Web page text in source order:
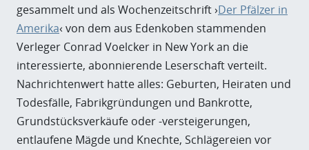
gesammelt und als Wochenzeitschrift ›Der Pfälzer in
Amerika‹ von dem aus Edenkoben stammenden
Verleger Conrad Voelcker in New York an die
interessierte, abonnierende Leserschaft verteilt.
Nachrichtenwert hatte alles: Geburten, Heiraten und
Todesfälle, Fabrikgründungen und Bankrotte,
Grundstücksverkäufe oder -versteigerungen,
entlaufene Mägde und Knechte, Schlägereien vor